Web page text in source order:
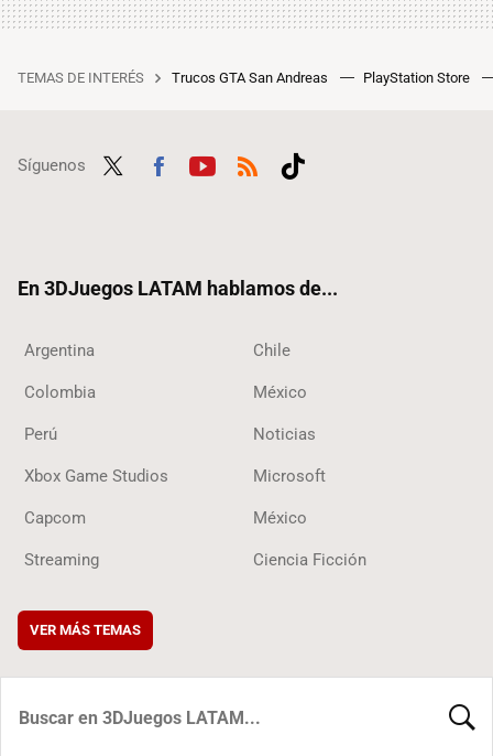
TEMAS DE INTERÉS Trucos GTA San Andreas PlayStation Store
Síguenos
En 3DJuegos LATAM hablamos de...
Argentina Chile
Colombia México
Perú Noticias
Xbox Game Studios Microsoft
Capcom México
Streaming Ciencia Ficción
VER MÁS TEMAS